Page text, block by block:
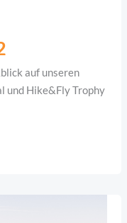
auf unseren
und Hike&Fly Trophy